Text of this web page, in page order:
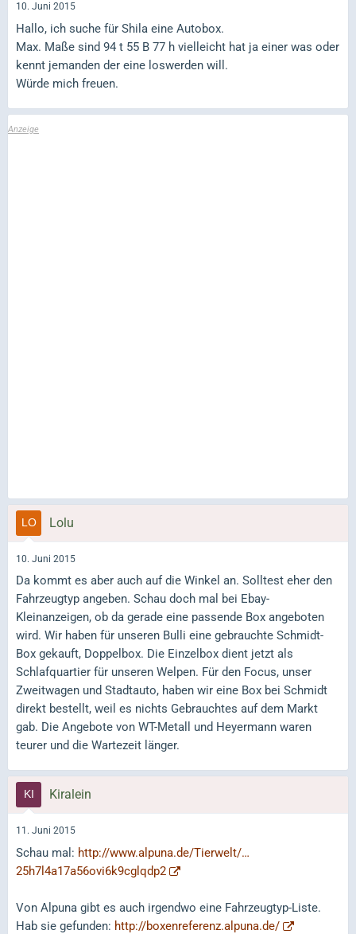
10. Juni 2015
Hallo, ich suche für Shila eine Autobox.
Max. Maße sind 94 t 55 B 77 h vielleicht hat ja einer was oder
kennt jemanden der eine loswerden will.
Würde mich freuen.
Lolu
10. Juni 2015
Da kommt es aber auch auf die Winkel an. Solltest eher den
Fahrzeugtyp angeben. Schau doch mal bei Ebay-
Kleinanzeigen, ob da gerade eine passende Box angeboten
wird. Wir haben für unseren Bulli eine gebrauchte Schmidt-
Box gekauft, Doppelbox. Die Einzelbox dient jetzt als
Schlafquartier für unseren Welpen. Für den Focus, unser
Zweitwagen und Stadtauto, haben wir eine Box bei Schmidt
direkt bestellt, weil es nichts Gebrauchtes auf dem Markt
gab. Die Angebote von WT-Metall und Heyermann waren
teurer und die Wartezeit länger.
Kiralein
11. Juni 2015
Schau mal: http://www.alpuna.de/Tierwelt/…
25h7l4a17a56ovi6k9cglqdp2
Von Alpuna gibt es auch irgendwo eine Fahrzeugtyp-Liste.
Hab sie gefunden: http://boxenreferenz.alpuna.de/